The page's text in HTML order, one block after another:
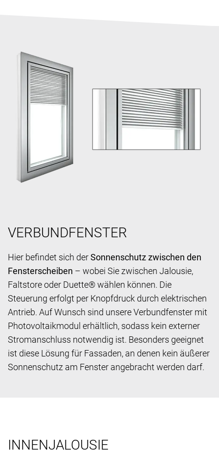
VERBUNDFENSTER
Hier befindet sich derSonnenschutz zwischen den
Fensterscheiben – wobei Sie zwischen Jalousie,
Faltstore oder Duette® wählen können. Die
Steuerung erfolgt per Knopfdruck durch elektrischen
Antrieb. Auf Wunsch sind unsere Verbundfenster mit
Photovoltaikmodul erhältlich, sodass kein externer
Stromanschluss notwendig ist. Besonders geeignet
ist diese Lösung für Fassaden, an denen kein äußerer
Sonnenschutz am Fenster angebracht werden darf.
INNENJALOUSIE